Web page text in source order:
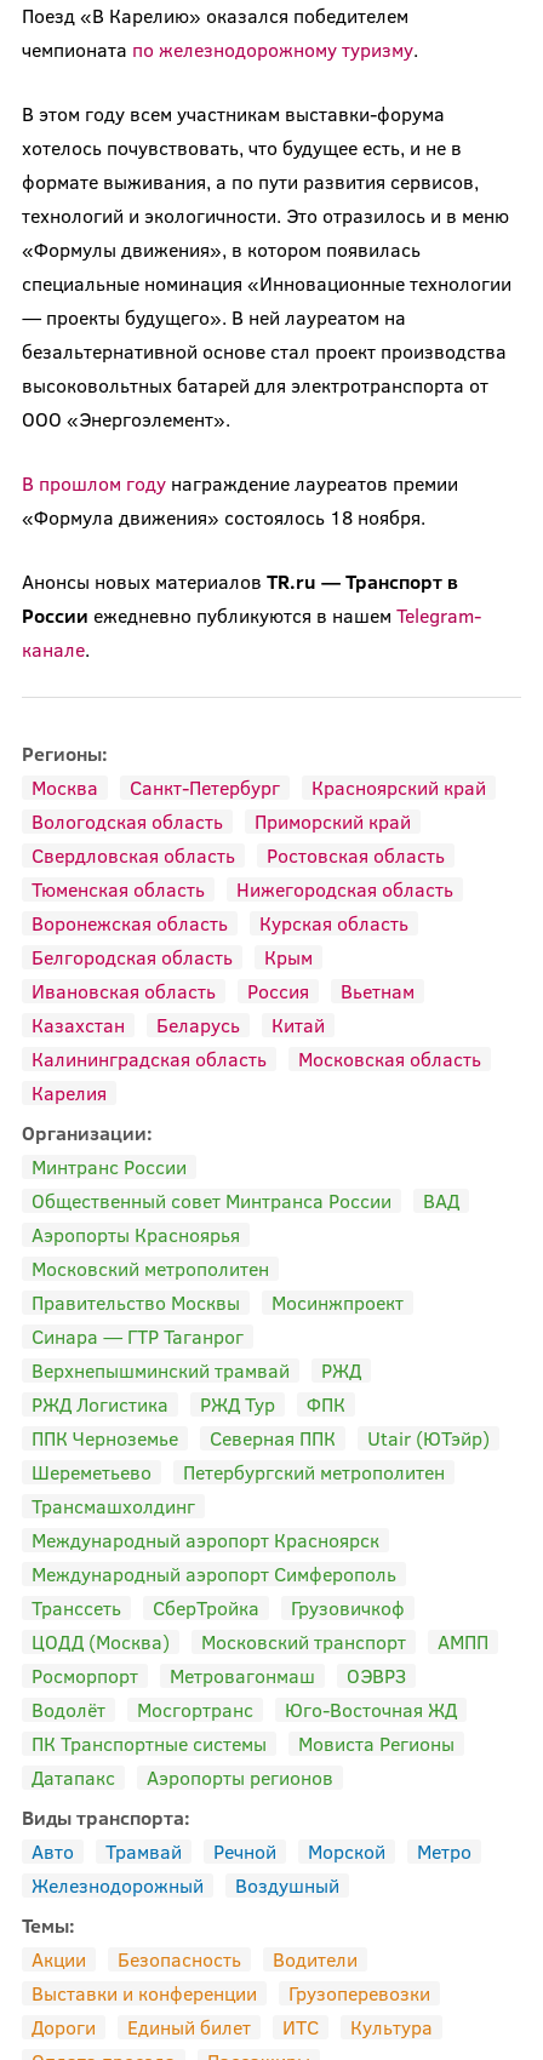
Поезд «В Карелию» оказался победителем
чемпионата по железнодорожному туризму.
В этом году всем участникам выставки-форума
хотелось почувствовать, что будущее есть, и не в
формате выживания, а по пути развития сервисов,
технологий и экологичности. Это отразилось и в меню
«Формулы движения», в котором появилась
специальные номинация «Инновационные технологии
— проекты будущего». В ней лауреатом на
безальтернативной основе стал проект производства
высоковольтных батарей для электротранспорта от
ООО «Энергоэлемент».
В прошлом годунаграждение лауреатов премии
«Формула движения» состоялось 18 ноября.
Анонсы новых материалов TR.ru — Транспорт в
России ежедневно публикуются в нашем Telegram-
канале.
Регионы:
Москва
Санкт-Петербург
Красноярский край
Вологодская область
Приморский край
Свердловская область
Ростовская область
Тюменская область
Нижегородская область
Воронежская область
Курская область
Белгородская область
Крым
Ивановская область
Россия
Вьетнам
Казахстан
Беларусь
Китай
Калининградская область
Московская область
Карелия
Организации:
Минтранс России
Общественный совет Минтранса России
ВАД
Аэропорты Красноярья
Московский метрополитен
Правительство Москвы
Мосинжпроект
Синара — ГТР Таганрог
Верхнепышминский трамвай
РЖД
РЖД Логистика
РЖД Тур
ФПК
ППК Черноземье
Северная ППК
Utair (ЮТэйр)
Шереметьево
Петербургский метрополитен
Трансмашхолдинг
Международный аэропорт Красноярск
Международный аэропорт Симферополь
Транссеть
СберТройка
Грузовичкоф
ЦОДД (Москва)
Московский транспорт
АМПП
Росморпорт
Метровагонмаш
ОЭВРЗ
Водолёт
Мосгортранс
Юго-Восточная ЖД
ПК Транспортные системы
Мовиста Регионы
Датапакс
Аэропорты регионов
Виды транспорта:
Авто
Трамвай Речной Морской
Метро
Железнодорожный
Воздушный
Темы:
Акции
Безопасность
Водители
Выставки и конференции
Грузоперевозки
Дороги
Единый билет ИТС
Культура